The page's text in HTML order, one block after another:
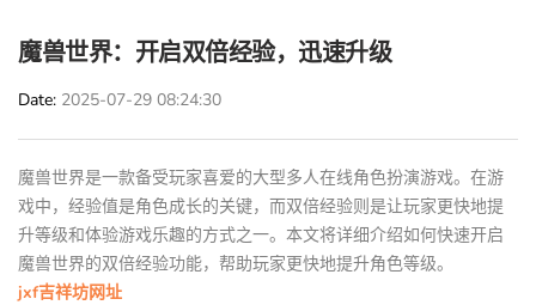
魔兽世界：开启双倍经验，迅速升级
Date 2025-07-29 08:24:30
魔兽世界是一款备受玩家喜爱的大型多人在线角色扮演游戏。在游
戏中，经验值是角色成长的关键，而双倍经验则是让玩家更快地提
升等级和体验游戏乐趣的方式之一。本文将详细介绍如何快速开启
魔兽世界的双倍经验功能，帮助玩家更快地提升角色等级。
jxf吉祥坊网址